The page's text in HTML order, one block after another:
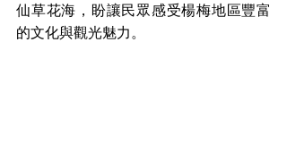
仙草花海，盼讓民眾感受楊梅地區豐富
的文化與觀光魅力。